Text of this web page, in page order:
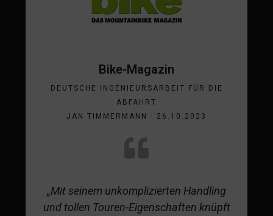
Bike-Magazin
DEUTSCHE INGENIEURSARBEIT FÜR DIE
ABFAHRT
JAN TIMMERMANN · 26.10.2023
„Mit seinem unkomplizierten Handling
und tollen Touren-Eigenschaften knüpft